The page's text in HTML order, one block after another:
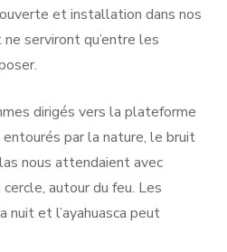
et installation dans nos
serviront qu’entre les
dirigés vers la plateforme
par la nature, le bruit
nous attendaient avec
autour du feu. Les
et l’ayahuasca peut